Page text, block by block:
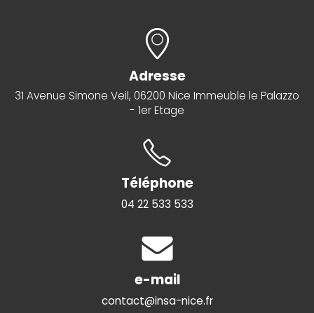
Adresse
31 Avenue Simone Veil, 06200 Nice Immeuble le Palazzo
- 1er Etage
Téléphone
04 22 533 533
e-mail
contact@insa-nice.fr